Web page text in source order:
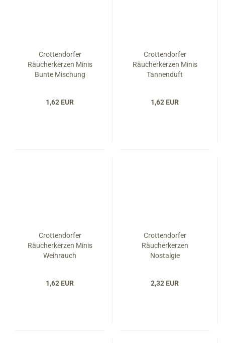
Crottendorfer
Räucherkerzen Minis
Bunte Mischung
1,62 EUR
Crottendorfer
Räucherkerzen Minis
Tannenduft
1,62 EUR
Crottendorfer
Räucherkerzen Minis
Weihrauch
1,62 EUR
Crottendorfer
Räucherkerzen
Nostalgie
2,32 EUR